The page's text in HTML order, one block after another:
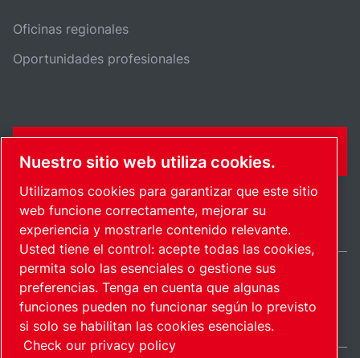
Oficinas regionales
Oportunidades profesionales
Mapa del sitioAdministrar cookies © 2026 Copyright.
Spain / ES
Nuestro sitio web utiliza cookies.
Utilizamos cookies para garantizar que este sitio
web funcione correctamente, mejorar su
experiencia y mostrarle contenido relevante.
Usted tiene el control: acepte todas las cookies,
permita solo las esenciales o gestione sus
preferencias. Tenga en cuenta que algunas
funciones pueden no funcionar según lo previsto
si solo se habilitan las cookies esenciales.
Check our privacy policy